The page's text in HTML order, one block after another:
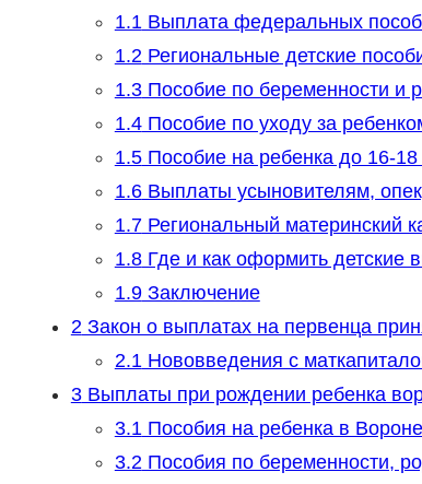
1.1Выплата федеральных
1.2Региональные детские
1.3Пособие по беременности и
1.4Пособие по уходу за
1.5Пособие на ребенка до 16-
1.6Выплаты усыновителям,
1.7Региональный материнский
1.8Где и как оформить детские
1.9Заключение
2Закон о выплатах на первенца
2.1Нововведения с
3Выплаты при рождении ребенка
3.1Пособия на ребенка в
3.2Пособия по беременности,